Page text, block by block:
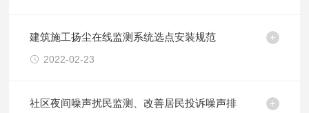
建筑施工扬尘在线监测系统选点安装规范
2022-02-23
社区夜间噪声扰民监测、改善居民投诉噪声排